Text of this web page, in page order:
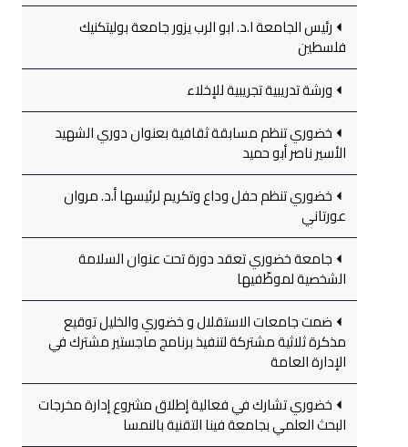
رئيس الجامعة ا.د. ابو الرب يزور جامعة بوليتكنيك
فلسطين
ورشة تدريبية تجريبية للإخلاء
خضوري تنظم مسابقة ثقافية بعنوان دوري الشهيد
الأسير ناصر أبو حميد
خضوري تنظم حفل وداع وتكريم لرئيسها أ.د. مروان
عورتاني
جامعة خضوري تعقد دورة تحت عنوان السلامة
الشخصية لموظّفيها
ضمت جامعات الاستقلال و خضوري والخليل توقيع
مذكرة ثلاثية مشتركة لتنفيذ برنامج ماجستير مشترك في
الإدارة العامة
خضوري تشارك في فعالية إطلاق مشروع إدارة مخرجات
البحث العلمي بجامعة فينا التقنية بالنمسا